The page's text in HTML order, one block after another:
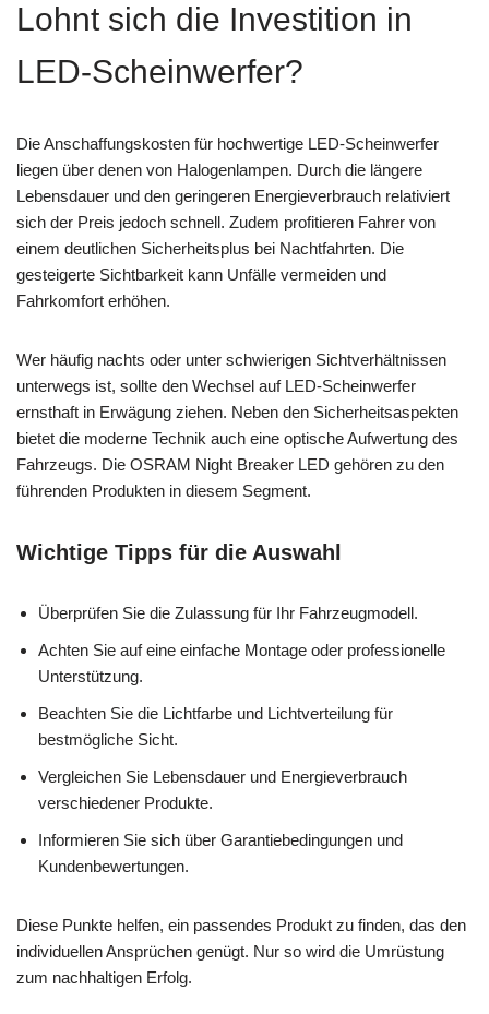
Lohnt sich die Investition in
LED-Scheinwerfer?
Die Anschaffungskosten für hochwertige LED-Scheinwerfer
liegen über denen von Halogenlampen. Durch die längere
Lebensdauer und den geringeren Energieverbrauch relativiert
sich der Preis jedoch schnell. Zudem profitieren Fahrer von
einem deutlichen Sicherheitsplus bei Nachtfahrten. Die
gesteigerte Sichtbarkeit kann Unfälle vermeiden und
Fahrkomfort erhöhen.
Wer häufig nachts oder unter schwierigen Sichtverhältnissen
unterwegs ist, sollte den Wechsel auf LED-Scheinwerfer
ernsthaft in Erwägung ziehen. Neben den Sicherheitsaspekten
bietet die moderne Technik auch eine optische Aufwertung des
Fahrzeugs. Die OSRAM Night Breaker LED gehören zu den
führenden Produkten in diesem Segment.
Wichtige Tipps für die Auswahl
Überprüfen Sie die Zulassung für Ihr Fahrzeugmodell.
Achten Sie auf eine einfache Montage oder professionelle
Unterstützung.
Beachten Sie die Lichtfarbe und Lichtverteilung für
bestmögliche Sicht.
Vergleichen Sie Lebensdauer und Energieverbrauch
verschiedener Produkte.
Informieren Sie sich über Garantiebedingungen und
Kundenbewertungen.
Diese Punkte helfen, ein passendes Produkt zu finden, das den
individuellen Ansprüchen genügt. Nur so wird die Umrüstung
zum nachhaltigen Erfolg.